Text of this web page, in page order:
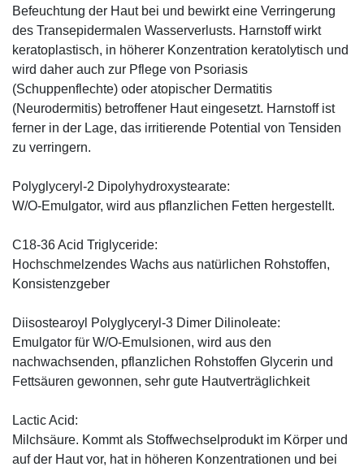
Befeuchtung der Haut bei und bewirkt eine Verringerung
des Transepidermalen Wasserverlusts. Harnstoff wirkt
keratoplastisch, in höherer Konzentration keratolytisch und
wird daher auch zur Pflege von Psoriasis
(Schuppenflechte) oder atopischer Dermatitis
(Neurodermitis) betroffener Haut eingesetzt. Harnstoff ist
ferner in der Lage, das irritierende Potential von Tensiden
zu verringern.
Polyglyceryl-2 Dipolyhydroxystearate:
W/O-Emulgator, wird aus pflanzlichen Fetten hergestellt.
C18-36 Acid Triglyceride:
Hochschmelzendes Wachs aus natürlichen Rohstoffen,
Konsistenzgeber
Diisostearoyl Polyglyceryl-3 Dimer Dilinoleate:
Emulgator für W/O-Emulsionen, wird aus den
nachwachsenden, pflanzlichen Rohstoffen Glycerin und
Fettsäuren gewonnen, sehr gute Hautverträglichkeit
Lactic Acid:
Milchsäure. Kommt als Stoffwechselprodukt im Körper und
auf der Haut vor, hat in höheren Konzentrationen und bei